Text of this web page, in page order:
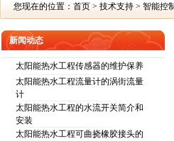
您现在的位置： 首页 > 技术支持 > 智能控
新闻动态
太阳能热水工程传感器的维护保养
太阳能热水工程流量计的涡街流量
计
太阳能热水工程的水流开关简介和
安装
太阳能热水工程可曲挠橡胶接头的